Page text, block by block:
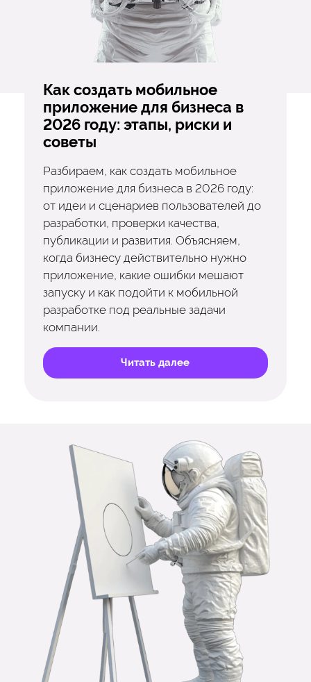
Как создать мобильное
приложение для бизнеса в
2026 году: этапы, риски и
советы
Разбираем, как создать мобильное
приложение для бизнеса в 2026 году:
от идеи и сценариев пользователей до
разработки, проверки качества,
публикации и развития. Объясняем,
когда бизнесу действительно нужно
приложение, какие ошибки мешают
запуску и как подойти к мобильной
разработке под реальные задачи
компании.
Читать далее